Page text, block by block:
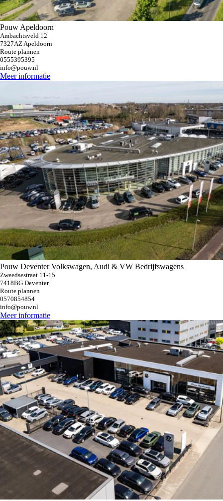
Pouw Apeldoorn
Ambachtsveld 12
7327AZ Apeldoorn
Route plannen
0555395395
info@pouw.nl
Meer informatie
Pouw Deventer Volkswagen, Audi & VW Bedrijfswagens
Zweedsestraat 11-15
7418BG Deventer
Route plannen
0570854854
info@pouw.nl
Meer informatie